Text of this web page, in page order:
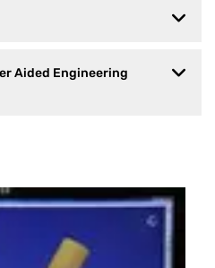
Aided Engineering